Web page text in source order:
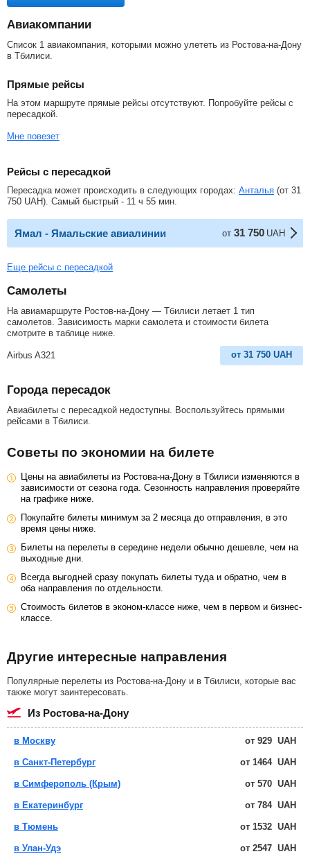
Авиакомпании
Список 1 авиакомпания, которыми можно улететь из Ростова-на-Дону
в Тбилиси.
Прямые рейсы
На этом маршруте прямые рейсы отсутствуют. Попробуйте рейсы с
пересадкой.
Мне повезет
Рейсы с пересадкой
Пересадка может происходить в следующих городах: Анталья (от 31
750 UAH). Самый быстрый - 11 ч 55 мин.
Ямал - Ямальские авиалинии от 31 750 UAH
Еще рейсы с пересадкой
Самолеты
На авиамаршруте Ростов-на-Дону — Тбилиси летает 1 тип
самолетов. Зависимость марки самолета и стоимости билета
смотрите в таблице ниже.
Airbus A321 от 31 750 UAH
Города пересадок
Авиабилеты с пересадкой недоступны. Воспользуйтесь прямыми
рейсами в Тбилиси.
Советы по экономии на билете
Цены на авиабилеты из Ростова-на-Дону в Тбилиси изменяются в
зависимости от сезона года. Сезонность направления проверяйте
на графике ниже.
Покупайте билеты минимум за 2 месяца до отправления, в это
время цены ниже.
Билеты на перелеты в середине недели обычно дешевле, чем на
выходные дни.
Всегда выгодней сразу покупать билеты туда и обратно, чем в
оба направления по отдельности.
Стоимость билетов в эконом-классе ниже, чем в первом и бизнес-
классе.
Другие интересные направления
Популярные перелеты из Ростова-на-Дону и в Тбилиси, которые вас
также могут заинтересовать.
из Ростова-на-Дону
в Москву от 929 UAH
в Санкт-Петербург от 1464 UAH
в Симферополь (Крым) от 570 UAH
в Екатеринбург от 784 UAH
в Тюмень от 1532 UAH
в Улан-Удэ от 2547 UAH